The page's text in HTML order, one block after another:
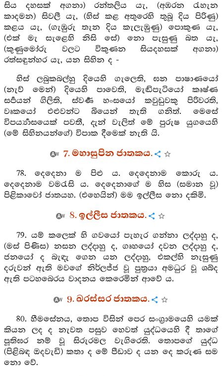
සිය දහසක් අගනා) රන්තලිය යැ, (අඹරන රැහැන
කාදමන) සිවලී යැ, (හිස් කළ අතුරෙහි තුබූ දිය පිරිණු)
කළය යැ, (ගැඹුරු තැන දිය කැලැඹුණු) පොකුණ යැ,
(එක් මැ සැළෙහි නිසි සේ) නො පැසුණු බත යැ,
(කුණුමෝරු වලට විකුණන සියදහසක් අගනා)
රත්සඳුන්හර යැ, යන සිහින ද -
හිස් ලබුකබල්හු දියෙහි ගැලෙති, ඝන පාෂාණයෝ
(නැව් මෙන්) දියෙහි පාවෙති, මැඬිපැටියෝ කෘෂ්ණ
සර්‍පයන් ගිලිති, ස්වර්‍ණ හංසයෝ කවුඩුවකු පිරිවරති,
වෘකයෝ එළුවන්ට බියෙන් තැති ගනිත්. මෙසේ
විපර්‍ය්‍යාසයෙක් පවතී, දැන් වැලිත් මේ පුරුෂ යුගයෙහි
(මේ සිහිනයන්ගේ) විපාක දීමෙක් නැති යි.
7. මහාසුපින ජාතකය.
78. දෙදෙනා ම පිළු ය. දෙදෙනාම කොරු ය.
දෙදෙනාම වමරැසි ය. දෙදෙනාගේ ම හිස (සමාන වූ)
පිළිකාවෝ ජාතයහ. (එහෙයින්) මම ඉල්ලීස නො දකිමි.
8. ඉල්ලීස ජාතකය.
79. යම් කලෙක් හි ගවයෝ පැහැර ගන්නා ලද්දාහු ද,
(මස් පිණිස) නසන ලද්දාහු ද, ගෘහයෝ දවන ලද්දාහු ද,
ජනයෝ ද බැඳැ ගෙන යන ලද්දාහු, එකල්හි නැසුණු
දරුවන් ඇති මවගේ නිර්ලජ්ජ වූ පුත්‍රයා අමධුර වූ ශබ්ද
ඇති පටහබෙරය වාදනය කෙරෙමින් ආවේ ය.
9. ඛරස්සර ජාතකය.
80. හීමසේනය, තොප විසින් පෙර සංග්‍රාමයෙහි යමක්
කියන ලද ද නැවත පසුව හෙවත් යුද්ධයෙහි දී තාගේ
පූතිඝර නම් වූ සිරුරමල වැගිරෙති. තොපගේ යුද්ධ
(පිළිබඳ ඔදවැඩි) කතා ද මේ පීඩාව ද යන දෙ කරුණ සම
නො වේ.